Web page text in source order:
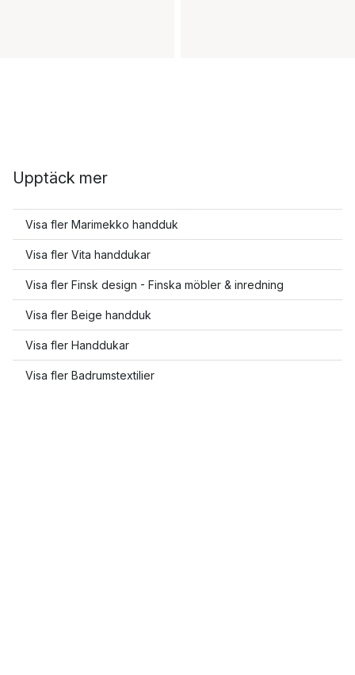
Upptäck mer
Visa fler Marimekko handduk
Visa fler Vita handdukar
Visa fler Finsk design - Finska möbler & inredning
Visa fler Beige handduk
Visa fler Handdukar
Visa fler Badrumstextilier